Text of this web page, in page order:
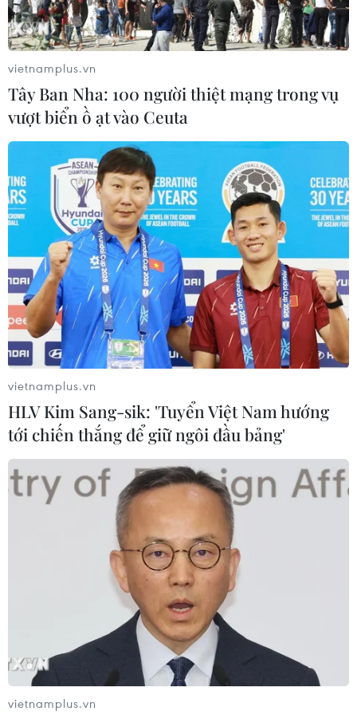
Đánh thức tiềm năng du lịch đảo tiền tiêu
Cồn Cỏ ở Quảng Trị
05/04/2018 02:31
Tiềm năng du lịch ở huyện đảo Cồn Cỏ đang được
đánh thức khi tỉnh Quảng Trị huy động nhiều nguồn lực
để đầu tư xây dựng cơ sở hạ tầng cho đảo tiền tiêu này.
Sử dụng wifi miễn phí tại các điểm du lịch
của Quảng Trị
11/05/2018 05:21
Các địa điểm như bãi tắm Cửa Việt, Thành cổ Quảng
Trị, Địa đạo Vĩnh Mốc, cầu Hiền Lương, Cửa khẩu Quốc
vietnamplus.vn
Tây Ban Nha: 100 người thiệt mạng trong vụ
vượt biển ồ ạt vào Ceuta
vietnamplus.vn
HLV Kim Sang-sik: 'Tuyển Việt Nam hướng
tới chiến thắng để giữ ngôi đầu bảng'
vietnamplus.vn